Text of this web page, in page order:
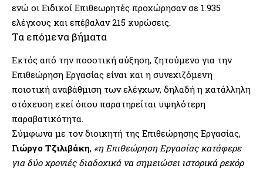
ενώ οι Ειδικοί Επιθεωρητές προχώρησαν σε 1.935
ελέγχους και επέβαλαν 215 κυρώσεις.
Τα επόμενα βήματα
Εκτός από την ποσοτική αύξηση, ζητούμενο για την
Επιθεώρηση Εργασίας είναι και η συνεχιζόμενη
ποιοτική αναβάθμιση των ελέγχων, δηλαδή η κατάλληλη
στόχευση εκεί όπου παρατηρείται υψηλότερη
παραβατικότητα.
Σύμφωνα με τον διοικητή της Επιθεώρησης Εργασίας,
Γιώργο Τζιλιβάκη, «η Επιθεώρηση Εργασίας κατάφερε
για δύο χρονιές διαδοχικά να σημειώσει ιστορικά ρεκόρ